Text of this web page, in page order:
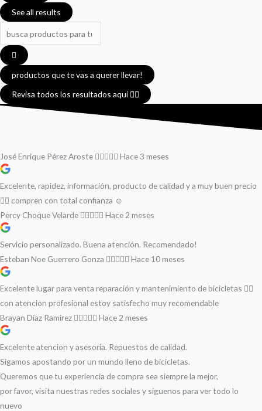
See all results
productos que te vas a querer llevar!
Revisa todos los resultados aquí 👈🏼
José Enrique Pérez Aroste Hace 3 meses
Excelente, rapidez, información, producto de calidad y a muy buen precio
👌🏻 compren con total confianza ☺️
Percy Choque Velarde
Hace 2 meses
Servicio personalizado. Buena atención. Recomendado!
Esteban Noe Guerrero Gonza
Hace 10 meses
Excelente lugar para venta reparación y mantenimiento de bicicletas 🚵‍♀️
con atencion profesional estoy satisfecho muy recomendable
Brayan Díaz Ramirez
Hace 2 meses
Excelente atencion y asesoria. Repuestos de calidad.
Sigamos apostando por un mundo lleno de bicicletas.
Queremos que tu experiencia de compra sea siempre la mejor,
por favor, visita nuestras redes sociales y síguenos para ver todo lo
nuevo